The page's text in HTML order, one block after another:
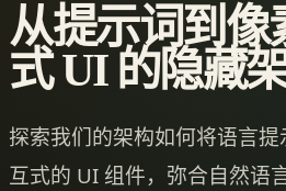
从提示词到像
式 UI 的隐藏
探索我们的架构如何将语言
互式的 UI 组件，弥合自然语